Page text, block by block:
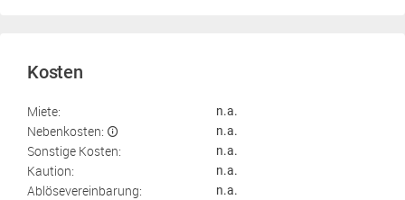
Kosten
Miete: n.a.
Nebenkosten: n.a.
Sonstige Kosten: n.a.
Kaution: n.a.
Ablösevereinbarung: n.a.